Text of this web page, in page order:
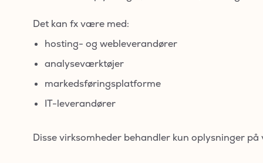
Det kan fx være med:
hosting- og webleverandører
analyseværktøjer
markedsføringsplatforme
IT-leverandører
Disse virksomheder behandler kun oplysninger på